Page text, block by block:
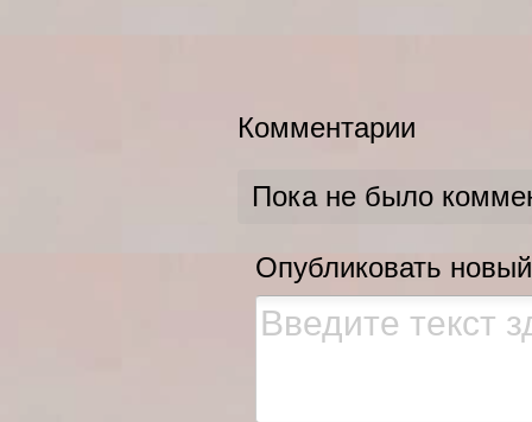
Комментарии
Пока не было
Опубликовать